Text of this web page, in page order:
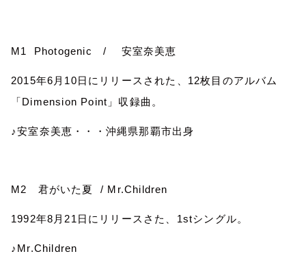
M1 Photogenic / 安室奈美恵
2015年6 月 10日にリリースされた、 12枚目のアルバム
「Dimension Point 」収録曲。
♪安室奈美恵・・・沖縄県那覇市出身
M2 君がいた夏 / Mr.Children
1992年8 月 21 日にリリースさた、 1stシングル。
♪ Mr.Children